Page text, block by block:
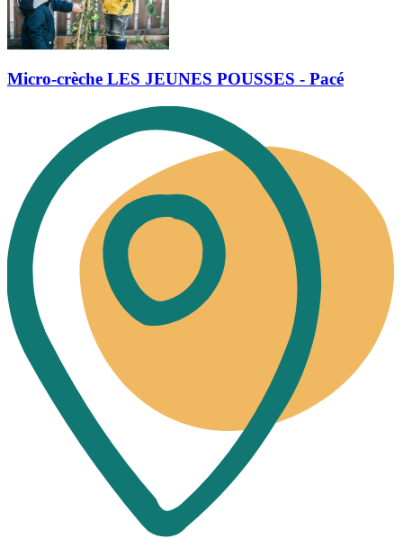
Micro-crèche LES JEUNES POUSSES - Pacé